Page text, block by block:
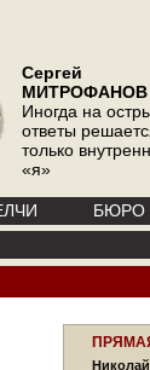
Сергей
МИТРОФАНОВ
Иногда на
ответы
только
«я»
БЮРО